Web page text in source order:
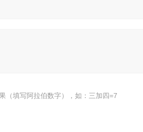
（填写阿拉伯数字），如：三加四=7